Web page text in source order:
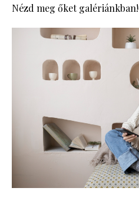
Nézd meg őket galériánkban!